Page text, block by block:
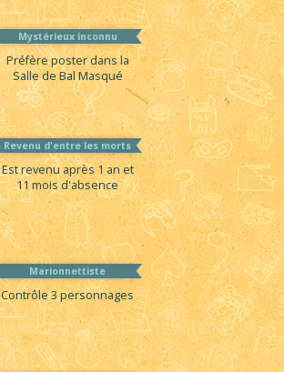
Mystérieux inconnu
Préfère poster dans la
Salle de Bal Masqué
Revenu d'entre les morts
Est revenu après 1 an et
11 mois d'absence
Marionnettiste
Contrôle 3 personnages